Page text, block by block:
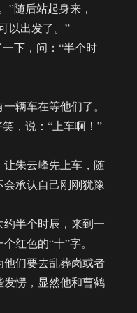
”随后站起身来，
以出发了。”
下，问：“半个时
辆车在等他们了。
，说：“上车啊！”
朱云峰先上车，随
承认自己刚刚犹豫
半个时辰，来到一
红色的“十”字。
们要去乱葬岗或者
发愣，显然他和曹鹤